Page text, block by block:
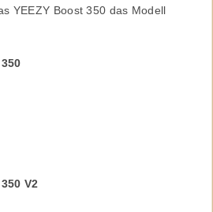
YEEZY Boost 350 das Modell
V2